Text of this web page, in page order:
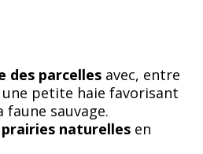
des parcelles avec, entre
une petite haie favorisant
faune sauvage.
naturelles en